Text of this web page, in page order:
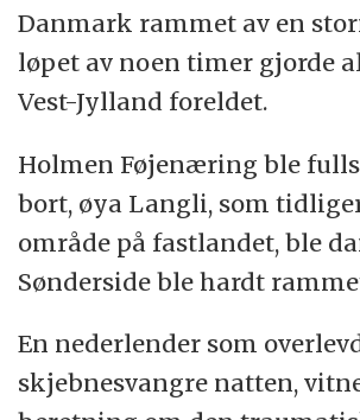
Danmark rammet av en
løpet av noen timer gjorde
Vest-Jylland foreldet.
Holmen Føjenæring ble
bort, øya Langli, som
område på fastlandet, ble
Sønderside ble hardt
En nederlender som
skjebnesvangre natten,